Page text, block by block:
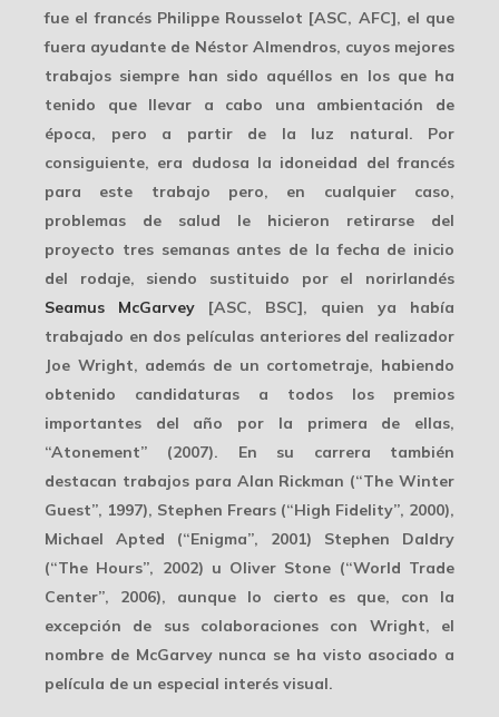
fue el francés Philippe Rousselot [ASC, AFC], el que
fuera ayudante de Néstor Almendros, cuyos mejores
trabajos siempre han sido aquéllos en los que ha
tenido que llevar a cabo una ambientación de
época, pero a partir de la luz natural. Por
consiguiente, era dudosa la idoneidad del francés
para este trabajo pero, en cualquier caso,
problemas de salud le hicieron retirarse del
proyecto tres semanas antes de la fecha de inicio
del rodaje, siendo sustituido por el norirlandés
Seamus McGarvey [ASC, BSC], quien ya había
trabajado en dos películas anteriores del realizador
Joe Wright, además de un cortometraje, habiendo
obtenido candidaturas a todos los premios
importantes del año por la primera de ellas,
“Atonement” (2007). En su carrera también
destacan trabajos para Alan Rickman (“The Winter
Guest”, 1997), Stephen Frears (“High Fidelity”, 2000),
Michael Apted (“Enigma”, 2001) Stephen Daldry
(“The Hours”, 2002) u Oliver Stone (“World Trade
Center”, 2006), aunque lo cierto es que, con la
excepción de sus colaboraciones con Wright, el
nombre de McGarvey nunca se ha visto asociado a
película de un especial interés visual.